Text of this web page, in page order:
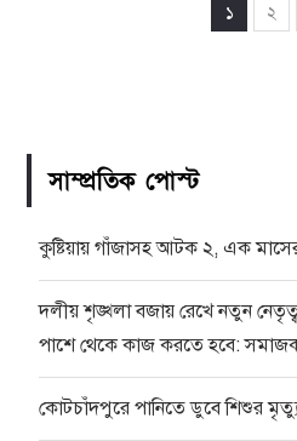
১ ২
সাম্প্রতিক পোস্ট
কুষ্টিয়ায় গাঁজাসহ আটক ২, এক মাসের
দলীয় শৃঙ্খলা বজায় রেখে নতুন
পাশে থেকে কাজ করতে হবে:
কোটচাঁদপুরে পানিতে ডুবে শিশুর